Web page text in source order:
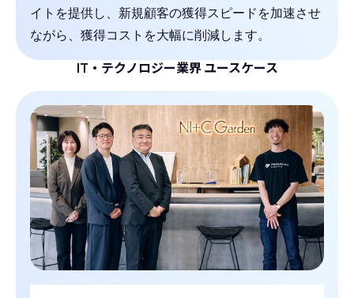
イトを提供し、新規顧客の獲得スピードを加速させ
ながら、獲得コストを大幅に削減します。
IT・テクノロジー業界 ユースケース